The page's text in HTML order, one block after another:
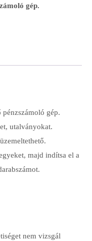
gép.
gép.
utalványokat.
majd indítsa el a
nem vizsgál